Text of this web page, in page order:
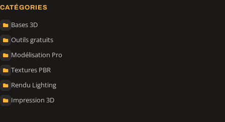
CATÉGORIES
Bases 3D
Outils gratuits
Modélisation Pro
Textures PBR
Rendu Lighting
Impression 3D